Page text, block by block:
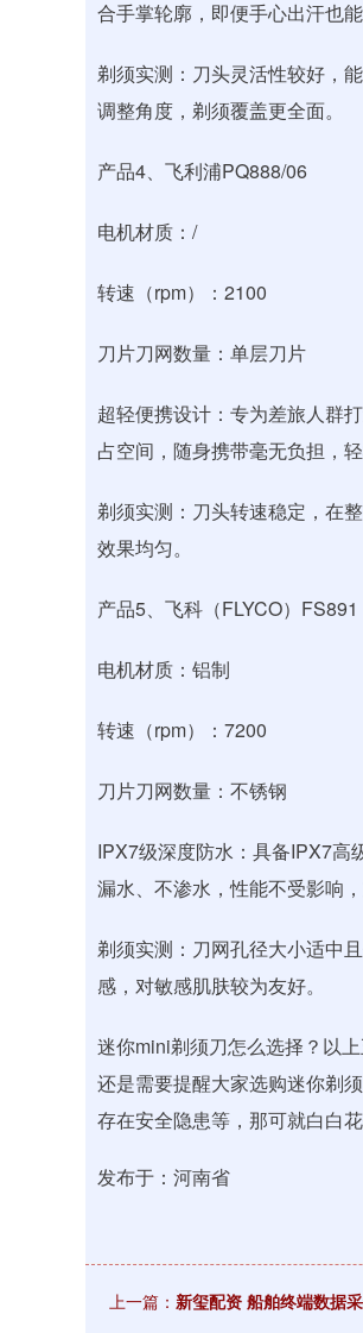
合手掌轮廓，即便手心出汗也
剃须实测：刀头灵活性较好，
调整角度，剃须覆盖更全面。
产品4、飞利浦PQ888/06
电机材质：/
转速（rpm）：2100
刀片刀网数量：单层刀片
超轻便携设计：专为差旅人群
占空间，随身携带毫无负担，
剃须实测：刀头转速稳定，在
效果均匀。
产品5、飞科（FLYCO）FS891
电机材质：铝制
转速（rpm）：7200
刀片刀网数量：不锈钢
IPX7级深度防水：具备IPX7高
漏水、不渗水，性能不受影响
剃须实测：刀网孔径大小适中
感，对敏感肌肤较为友好。
迷你mini剃须刀怎么选择？以
还是需要提醒大家选购迷你剃
存在安全隐患等，那可就白白花
发布于：河南省
上一篇： 新玺配资 船舶终端数据